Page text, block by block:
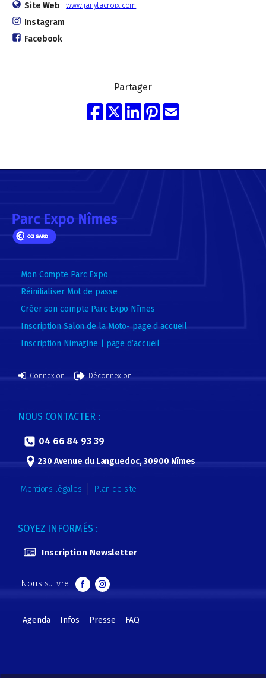
Site Web www.janylacroix.com
Instagram
Facebook
Partager
Mon Compte Parc Expo
Réinitialiser Mot de passe
Créer son compte Parc Expo Nîmes
Inscription Salon de la Moto- page d accueil
Inscription Nimagine | page d’accueil
Connexion Déconnexion
NOUS CONTACTER :
04 66 84 93 39
230 Avenue du Languedoc, 30900 Nîmes
Mentions légales Plan de site
SOYEZ INFORMÉS :
Inscription Newsletter
Nous suivre :
Agenda Infos Presse FAQ